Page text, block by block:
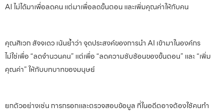
AI ไม่ได้มาเพื่อลดคน แต่มาเพื่อลดขั้นตอน และเพิ่มคุณค่าให้กับคน
คุณศิเวก สัจจเดว เน้นย้ำว่า จุดประสงค์ของการนำ AI เข้ามาในองค์กร
ไม่ใช่เพื่อ “ลดจำนวนคน” แต่เพื่อ “ลดความซับซ้อนของขั้นตอน” และ “เพิ่ม
คุณค่า” ให้กับบทบาทของมนุษย์
ยกตัวอย่างเช่น การกรอกและตรวจสอบข้อมูล ที่ในอดีตอาจต้องใช้คนทำ